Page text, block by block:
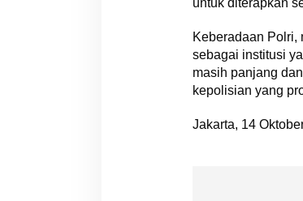
​Keberadaan Polri,
sebagai institusi
masih panjang
kepolisian yang
​Jakarta, 14